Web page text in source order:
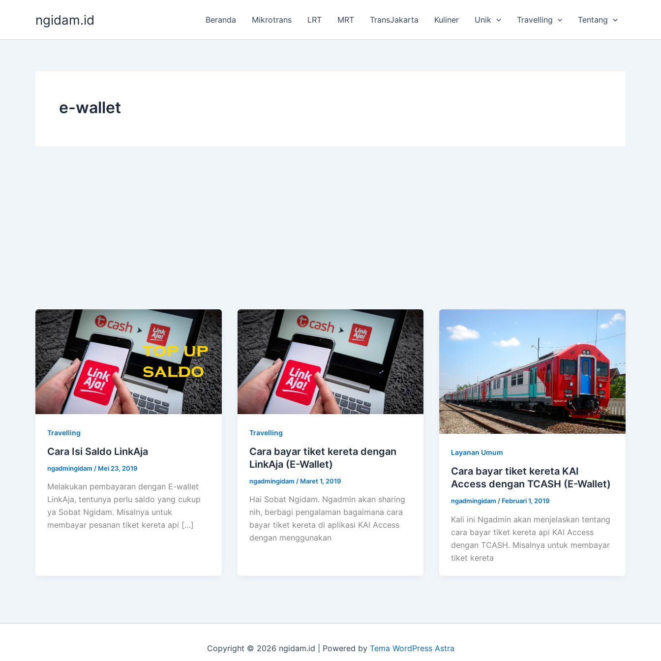
ngidam.id Beranda Mikrotrans LRT MRT TransJakarta Kuliner Unik Travelling Tentang
e-wallet
Travelling
Cara Isi Saldo LinkAja
ngadmingidam / Mei 23, 2019
Melakukan pembayaran dengan E-wallet
LinkAja, tentunya perlu saldo yang cukup
ya Sobat Ngidam. Misalnya untuk
membayar pesanan tiket kereta api […]
Travelling
Cara bayar tiket kereta dengan
LinkAja (E-Wallet)
ngadmingidam / Maret 1, 2019
Hai Sobat Ngidam. Ngadmin akan sharing
nih, berbagi pengalaman bagaimana cara
bayar tiket kereta di aplikasi KAI Access
dengan menggunakan
Layanan Umum
Cara bayar tiket kereta KAI
Access dengan TCASH (E-Wallet)
ngadmingidam / Februari 1, 2019
Kali ini Ngadmin akan menjelaskan tentang
cara bayar tiket kereta api KAI Access
dengan TCASH. Misalnya untuk membayar
tiket kereta
Copyright © 2026 ngidam.id | Powered by Tema WordPress Astra